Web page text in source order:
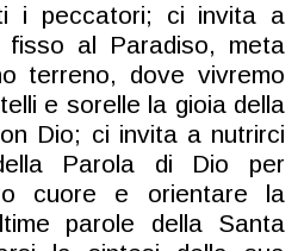
i peccatori; ci invita a
al Paradiso, meta
terreno, dove vivremo
e sorelle la gioia della
Dio; ci invita a nutrirci
Parola di Dio per
cuore e orientare la
parole della Santa